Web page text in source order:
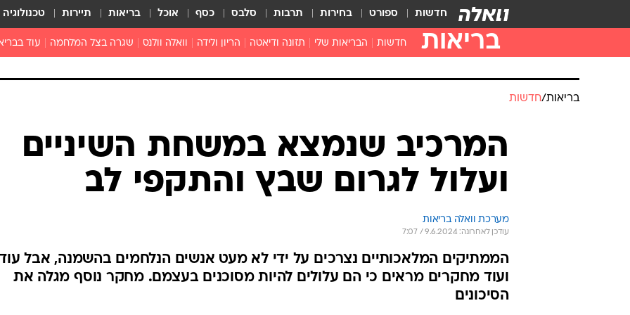
חדשות ספורט בחירות תרבות סלבס כסף אוכל בריאות תיירות טכנולוגיה
בריאות חדשות הבריאות שלי
ויטמינים
תרופות
בריאות האישה
תזונה ודיאטה הריון ולידה וואלה וולנס שגרה בצל המלחמה עוד
פסיכולוגיה
אופטיקה
טוב לדעת
בריאות/חדשות
המרכיב שנמצא במשחת השיניים
ועלול לגרום שבץ והתקפי לב
מערכת וואלה בריאות
עודכן לאחרונה: 9.6.2024 / 7:07
הממתיקים המלאכותיים נצרכים על ידי לא מעט אנשים הנלחמים בהשמנה, אבל
ועוד מחקרים מראים כי הם עלולים להיות מסוכנים בעצמם. מחקר נוסף מגלה את
הסיכונים